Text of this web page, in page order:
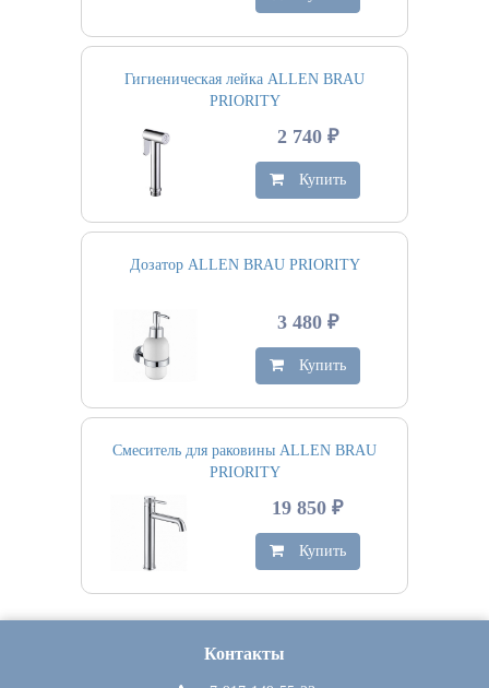
Гигиеническая лейка ALLEN BRAU
PRIORITY
2 740 ₽
Купить
Дозатор ALLEN BRAU PRIORITY
3 480 ₽
Купить
Смеситель для раковины ALLEN BRAU
PRIORITY
19 850 ₽
Купить
Контакты